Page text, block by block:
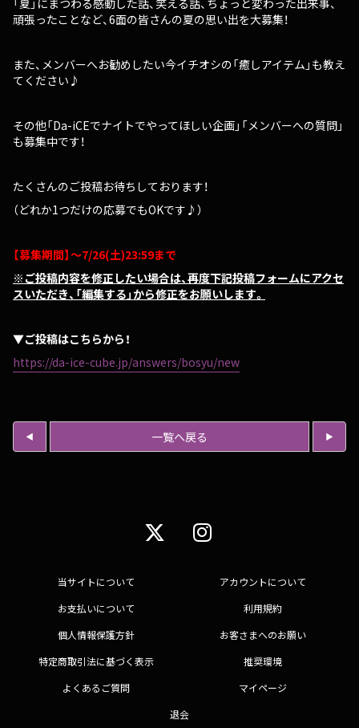
「夏」にまつわる感動した話、笑える話、ちょっと変わった出来事、
頑張ったことなど、6面の皆さんの夏の思い出を大募集！
また、メンバーへお勧めしたい今イチオシの「癒しアイテム」も教え
てください♪
その他「Da-iCEでナイトでやってほしい企画」「メンバーへの質問」
も募集中です！
たくさんのご投稿お待ちしております！
（どれか1つだけの応募でもOKです♪）
【募集期間】～7/26(土)23:59まで
※ご投稿内容を修正したい場合は、再度下記投稿フォームにアクセ
スいただき、「編集する」から修正をお願いします。
▼ご投稿はこちらから！
https://da-ice-cube.jp/answers/bosyu/new
一覧へ戻る
当サイトについて
アカウントについて
お支払いについて
利用規約
個人情報保護方針
お客さまへのお願い
特定商取引法に基づく表示
推奨環境
よくあるご質問
マイページ
退会